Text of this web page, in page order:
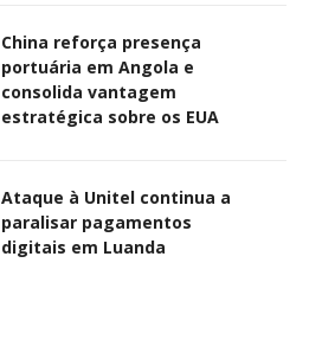
China reforça presença
portuária em Angola e
consolida vantagem
estratégica sobre os EUA
Ataque à Unitel continua a
paralisar pagamentos
digitais em Luanda